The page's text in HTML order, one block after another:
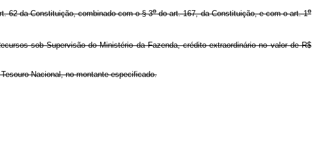
62 da Constituição, combinado com o § 3odo art. 167, da Constituição, e com o art. 1o
sob Supervisão do Ministério da Fazenda, crédito extraordinário no valor de R$
Nacional, no montante especificado.